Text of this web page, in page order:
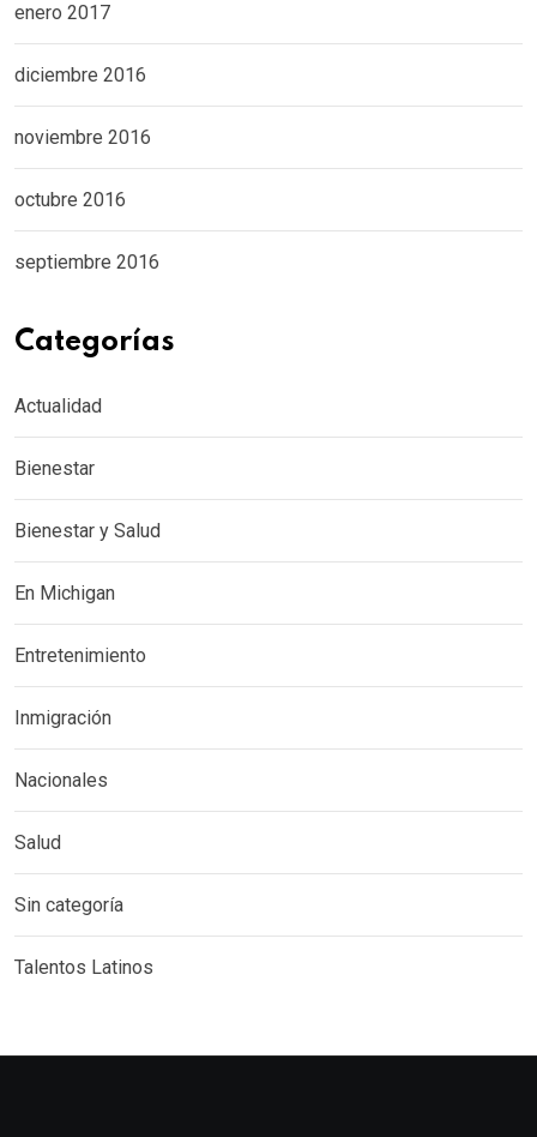
enero 2017
diciembre 2016
noviembre 2016
octubre 2016
septiembre 2016
Categorías
Actualidad
Bienestar
Bienestar y Salud
En Michigan
Entretenimiento
Inmigración
Nacionales
Salud
Sin categoría
Talentos Latinos